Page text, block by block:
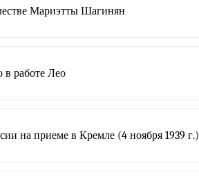
Мариэтты Шагинян
в работе Лео
на приеме в Кремле (4 ноября 1939 г.)